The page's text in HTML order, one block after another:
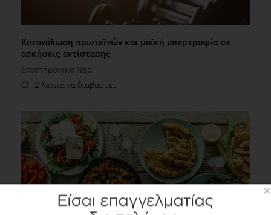
Κατανάλωση πρωτεϊνών και μυϊκή υπερτροφία σε
ασκήσεις αντίστασης
Επιστημονικά Νέα
2 λεπτά να διαβαστεί
×